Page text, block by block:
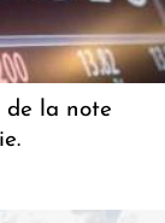
de la note